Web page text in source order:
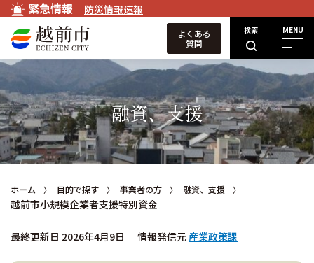
緊急情報 防災情報速報
検索 MENU
よくある
質問
融資、支援
ホーム 目的で探す 事業者の方 融資、支援
越前市小規模企業者支援特別資金
最終更新日 2026年4月9日 情報発信元 産業政策課